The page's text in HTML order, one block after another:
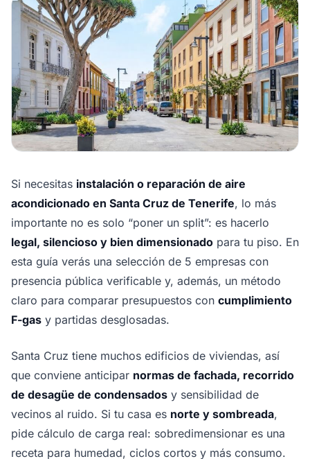
Si necesitas instalación o reparación de aire
acondicionado en Santa Cruz de Tenerife, lo más
importante no es solo “poner un split”: es hacerlo
legal, silencioso y bien dimensionado para tu piso. En
esta guía verás una selección de 5 empresas con
presencia pública verificable y, además, un método
claro para comparar presupuestos con cumplimiento
F-gas y partidas desglosadas.
Santa Cruz tiene muchos edificios de viviendas, así
que conviene anticipar normas de fachada, recorrido
de desagüe de condensados y sensibilidad de
vecinos al ruido. Si tu casa es norte y sombreada,
pide cálculo de carga real: sobredimensionar es una
receta para humedad, ciclos cortos y más consumo.